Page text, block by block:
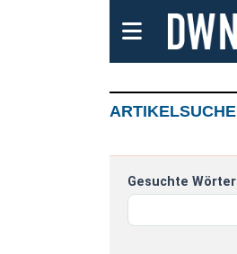
ARTIKELSUCHE
Gesuchte Wörter